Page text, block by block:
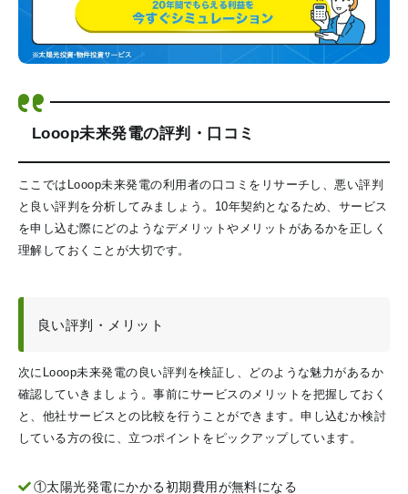
Looop未来発電の評判・口コミ
ここではLooop未来発電の利用者の口コミをリサーチし、悪い評判
と良い評判を分析してみましょう。10年契約となるため、サービス
を申し込む際にどのようなデメリットやメリットがあるかを正しく
理解しておくことが大切です。
良い評判・メリット
次にLooop未来発電の良い評判を検証し、どのような魅力があるか
確認していきましょう。事前にサービスのメリットを把握しておく
と、他社サービスとの比較を行うことができます。申し込むか検討
している方の役に、立つポイントをピックアップしています。
①太陽光発電にかかる初期費用が無料になる